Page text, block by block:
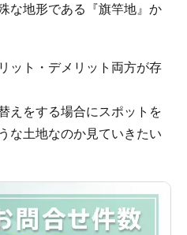
な地形である『旗竿地』か
ット・デメリット両方が存
えをする場合にスポットを
な土地なのか見ていきたい